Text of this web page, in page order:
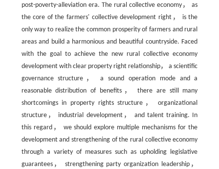
post-poverty-alleviation era. The rural collective economy， as
the core of the farmers' collective development right， is the
only way to realize the common prosperity of farmers and rural
areas and build a harmonious and beautiful countryside. Faced
with the goal to achieve the new rural collective economy
development with clear property right relationship， a scientific
governance structure， a sound operation mode and a
reasonable distribution of benefits， there are still many
shortcomings in property rights structure， organizational
structure， industrial development， and talent training. In
this regard， we should explore multiple mechanisms for the
development and strengthening of the rural collective economy
through a variety of measures such as upholding legislative
guarantees， strengthening party organization leadership，